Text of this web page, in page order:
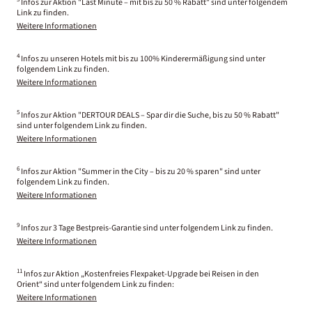
Link zu finden.
Weitere Informationen
4 Infos zu unseren Hotels mit bis zu 100% Kinderermäßigung sind unter
folgendem Link zu finden.
Weitere Informationen
5 Infos zur Aktion "DERTOUR DEALS – Spar dir die Suche, bis zu 50 % Rabatt"
sind unter folgendem Link zu finden.
Weitere Informationen
6 Infos zur Aktion "Summer in the City – bis zu 20 % sparen" sind unter
folgendem Link zu finden.
Weitere Informationen
9 Infos zur 3 Tage Bestpreis-Garantie sind unter folgendem Link zu finden.
Weitere Informationen
11 Infos zur Aktion „Kostenfreies Flexpaket-Upgrade bei Reisen in den
Orient“ sind unter folgendem Link zu finden:
Weitere Informationen